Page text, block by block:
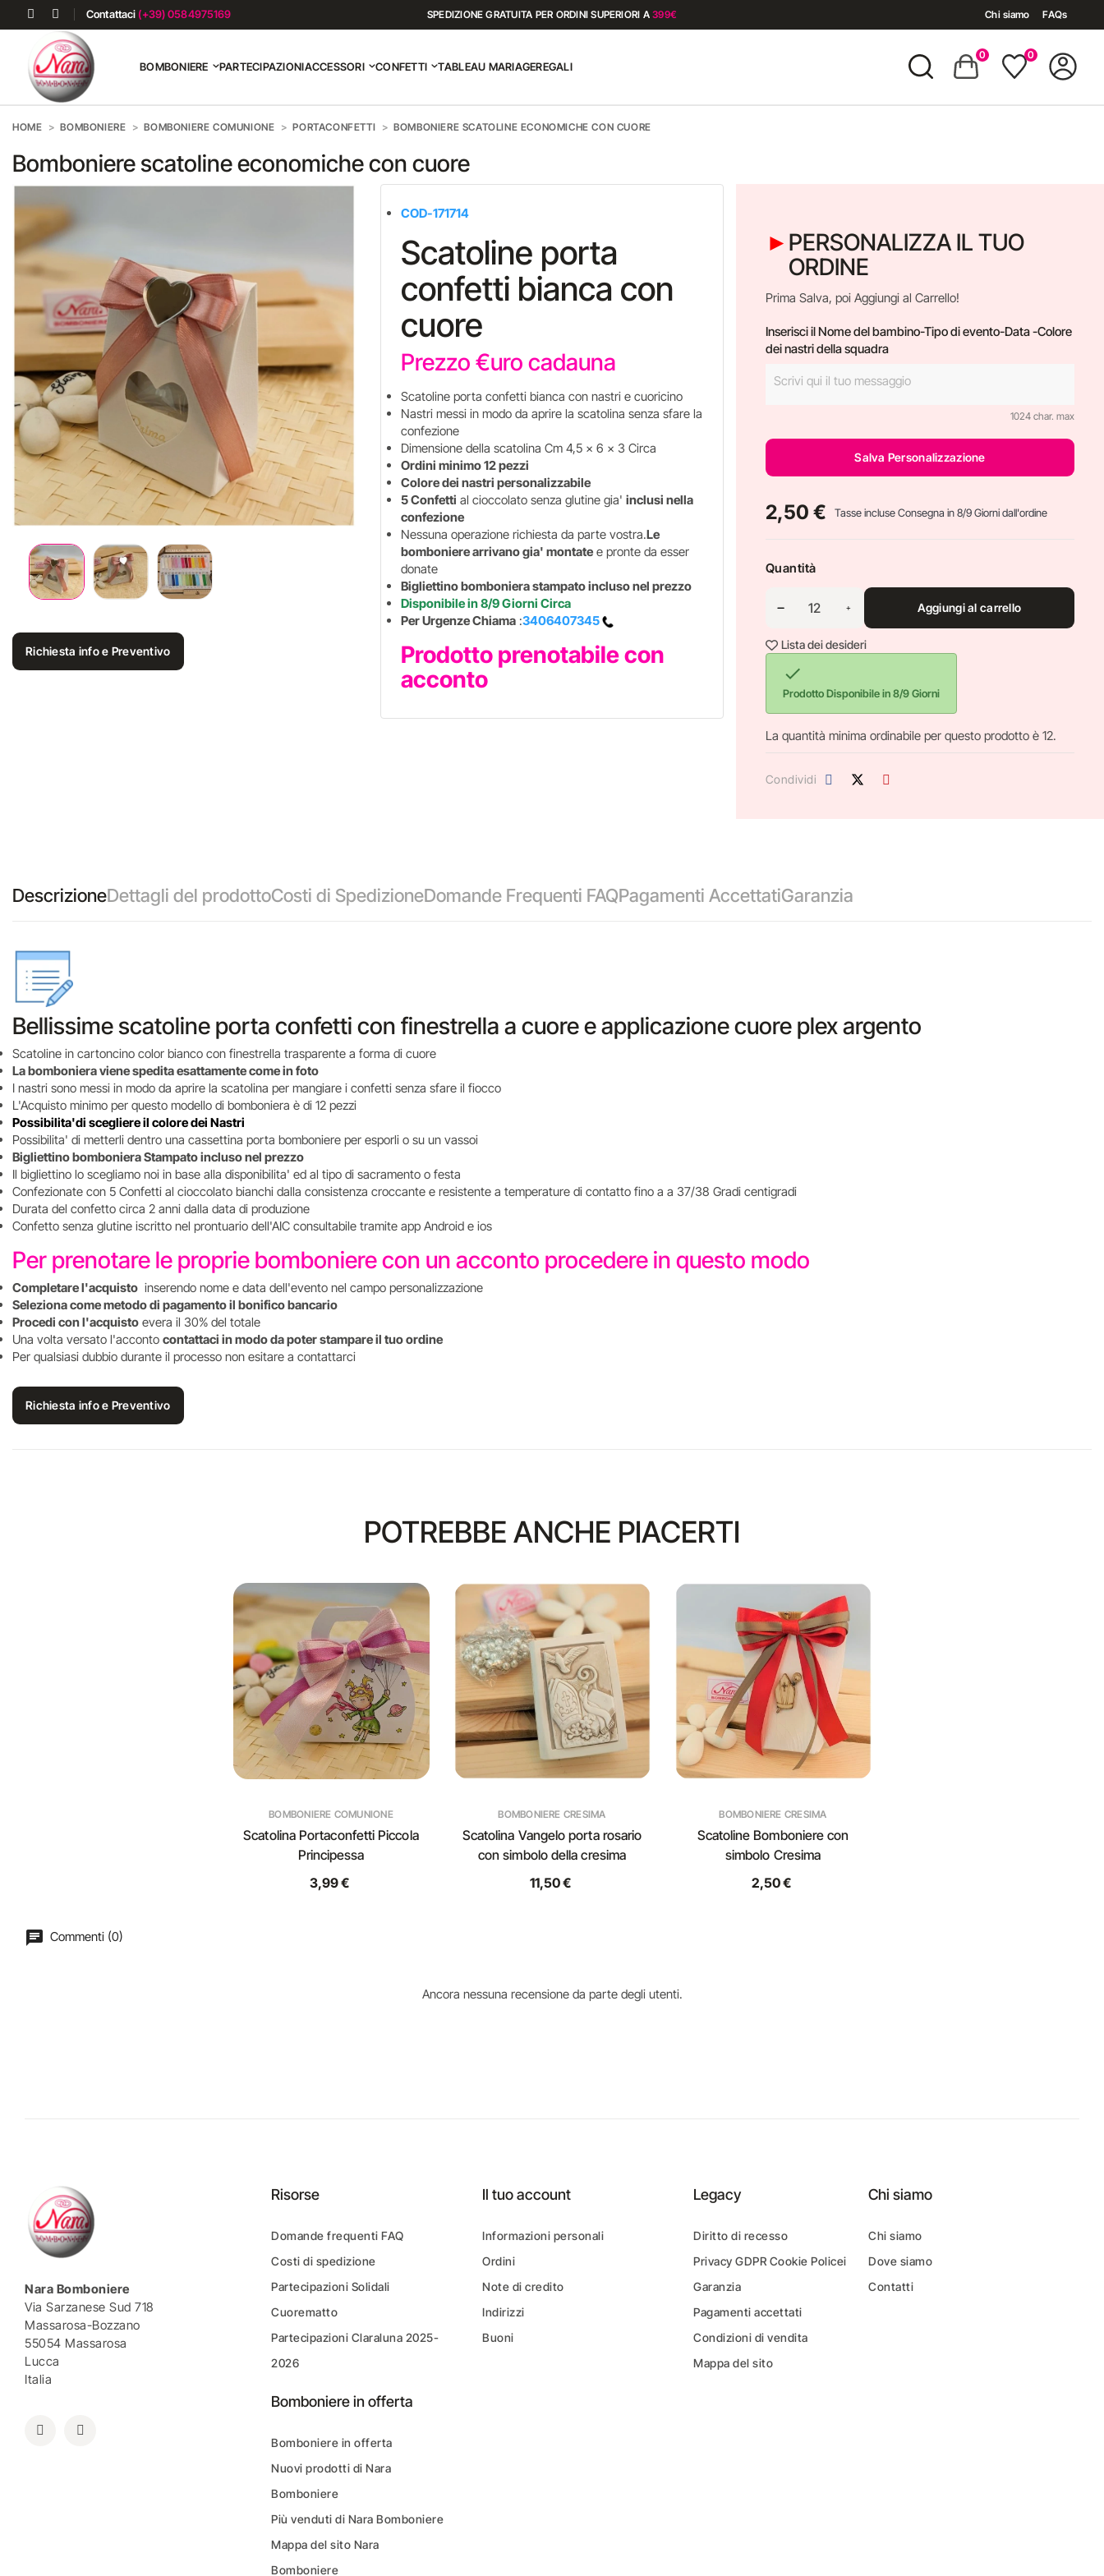
Contattaci (+39) 0584975169 SPEDIZIONE GRATUITA PER ORDINI SUPERIORI A399€ Chi siamo FAQs
BOMBONIERE PARTECIPAZIONIACCESSORI CONFETTI TABLEAU MARIAGEREGALI
0 0
HOME BOMBONIERE BOMBONIERE COMUNIONE PORTACONFETTI BOMBONIERE SCATOLINE ECONOMICHE CON CUORE
Bomboniere scatoline economiche con cuore
Richiesta info e Preventivo
COD-171714
Scatoline porta
confetti bianca con
cuore
Prezzo €uro cadauna
Scatoline porta confetti bianca con nastri e cuoricino
Nastri messi in modo da aprire la scatolina senza sfare la
confezione
Dimensione della scatolina Cm 4,5 x 6 x 3 Circa
Ordini minimo 12 pezzi
Colore dei nastri personalizzabile
5 Confetti al cioccolato senza glutine gia' inclusi nella
confezione
Nessuna operazione richiesta da parte vostra.Le
bomboniere arrivano gia' montatee pronte da esser
donate
Bigliettino bomboniera stampato incluso nel prezzo
Disponibile in 8/9 Giorni Circa
Per Urgenze Chiama:3406407345
Prodotto prenotabile con
acconto
PERSONALIZZA IL TUO
ORDINE
Prima Salva, poi Aggiungi al Carrello!
Inserisci il Nome del bambino-Tipo di evento-Data -Colore
dei nastri della squadra
1024 char. max
Salva Personalizzazione
2,50 € Tasse incluseConsegna in 8/9 Giorni dall'ordine
Quantità
Aggiungi al carrello
Lista dei desideri

Prodotto Disponibile in 8/9 Giorni
La quantità minima ordinabile per questo prodotto è 12.
Condividi
DescrizioneDettagli del prodottoCosti di SpedizioneDomande Frequenti FAQPagamenti AccettatiGaranzia
Bellissime scatoline porta confetti con finestrella a cuore e applicazione cuore plex argento
Scatoline in cartoncino color bianco con finestrella trasparente a forma di cuore
La bomboniera viene spedita esattamente come in foto
I nastri sono messi in modo da aprire la scatolina per mangiare i confetti senza sfare il fiocco
L'Acquisto minimo per questo modello di bomboniera è di 12 pezzi
Possibilita'di scegliere il colore dei Nastri
Possibilita' di metterli dentro una cassettina porta bomboniere per esporli o su un vassoi
Bigliettino bomboniera Stampato incluso nel prezzo
Il bigliettino lo scegliamo noi in base alla disponibilita' ed al tipo di sacramento o festa
Confezionate con 5 Confetti al cioccolato bianchi dalla consistenza croccante e resistente a temperature di contatto fino a a 37/38 Gradi centigradi
Durata del confetto circa 2 anni dalla data di produzione
Confetto senza glutine iscritto nel prontuario dell'AIC consultabile tramite app Android e ios
Per prenotare le proprie bomboniere con un acconto procedere in questo modo
Completare l'acquisto inserendo nome e data dell'evento nel campo personalizzazione
Seleziona come metodo di pagamento il bonifico bancario
Procedi con l'acquisto evera il 30% del totale
Una volta versato l'acconto contattaci in modo da poter stampare il tuo ordine
Per qualsiasi dubbio durante il processo non esitare a contattarci
Richiesta info e Preventivo
POTREBBE ANCHE PIACERTI
BOMBONIERE COMUNIONE
Scatolina Portaconfetti Piccola
Principessa
3,99 €
BOMBONIERE CRESIMA
Scatolina Vangelo porta rosario
con simbolo della cresima
11,50 €
BOMBONIERE CRESIMA
Scatoline Bomboniere con
simbolo Cresima
2,50 €
Commenti (0)
Ancora nessuna recensione da parte degli utenti.
Nara Bomboniere
Via Sarzanese Sud 718
Massarosa-Bozzano
55054 Massarosa
Lucca
Italia
Risorse
Domande frequenti FAQ
Costi di spedizione
Partecipazioni Solidali
Cuorematto
Partecipazioni Claraluna 2025-
2026
Bomboniere in offerta
Bomboniere in offerta
Nuovi prodotti di Nara
Bomboniere
Più venduti di Nara Bomboniere
Mappa del sito Nara
Bomboniere
Il tuo account
Informazioni personali
Ordini
Note di credito
Indirizzi
Buoni
Legacy
Diritto di recesso
Privacy GDPR Cookie Policei
Garanzia
Pagamenti accettati
Condizioni di vendita
Mappa del sito
Chi siamo
Chi siamo
Dove siamo
Contatti